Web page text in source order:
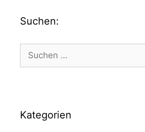
Suchen:
Kategorien